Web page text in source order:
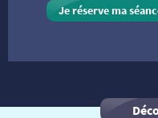
HORAIRES
LA PROG QUI OSE
LES ATELIERS EN CLASSE
Je réserve ma